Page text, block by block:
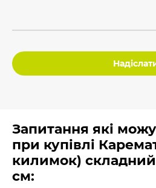
Запитання які
при купівлі
килимок) складний
см: